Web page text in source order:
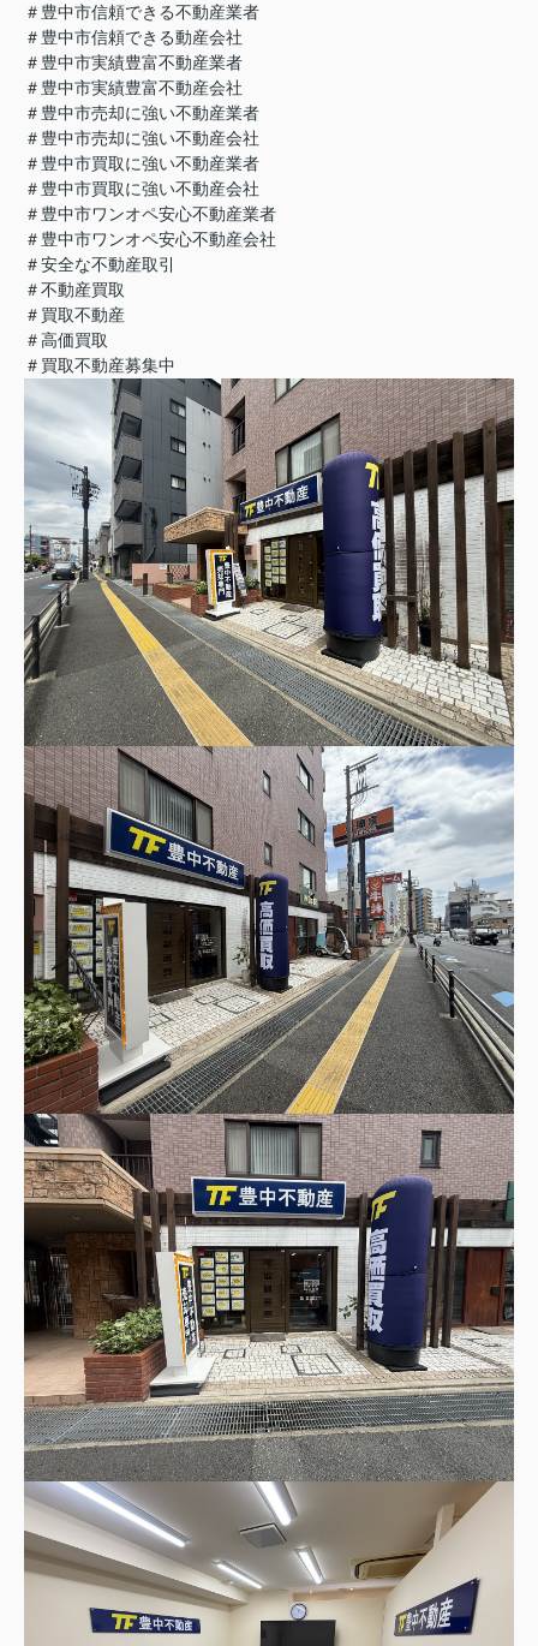
＃豊中市信頼できる不動産業者
＃豊中市信頼できる動産会社
＃豊中市実績豊富不動産業者
＃豊中市実績豊富不動産会社
＃豊中市売却に強い不動産業者
＃豊中市売却に強い不動産会社
＃豊中市買取に強い不動産業者
＃豊中市買取に強い不動産会社
＃豊中市ワンオペ安心不動産業者
＃豊中市ワンオペ安心不動産会社
＃安全な不動産取引
＃不動産買取
＃買取不動産
＃高価買取
＃買取不動産募集中